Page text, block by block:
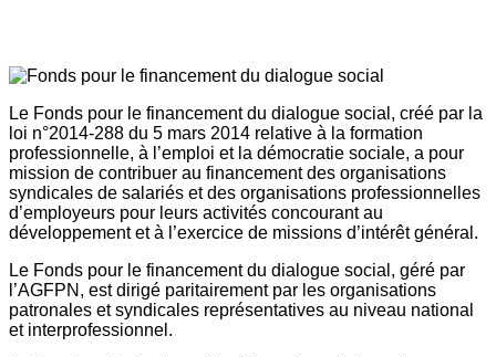
Le Fonds pour le financement du dialogue social, créé par la
loi n°2014-288 du 5 mars 2014 relative à la formation
professionnelle, à l’emploi et la démocratie sociale, a pour
mission de contribuer au financement des organisations
syndicales de salariés et des organisations professionnelles
d’employeurs pour leurs activités concourant au
développement et à l’exercice de missions d’intérêt général.
Le Fonds pour le financement du dialogue social, géré par
l’AGFPN, est dirigé paritairement par les organisations
patronales et syndicales représentatives au niveau national
et interprofessionnel.